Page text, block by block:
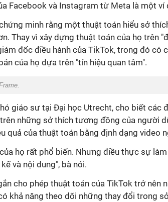
Facebook và Instagram từ Meta là một ví
minh rằng một thuật toán hiểu sở
Thay vì xây dựng thuật toán của họ trên
đốc điều hành của TikTok, trong đó có
của họ dựa trên "tín hiệu quan tâm".
giáo sư tại Đại học Utrecht, cho biết các
những sở thích tương đồng của người
quả của thuật toán bằng định dạng video
họ rất phổ biến. Nhưng điều thực sự
và nội dung", bà nói.
cho phép thuật toán của TikTok trở nên
khả năng theo dõi những thay đổi trong